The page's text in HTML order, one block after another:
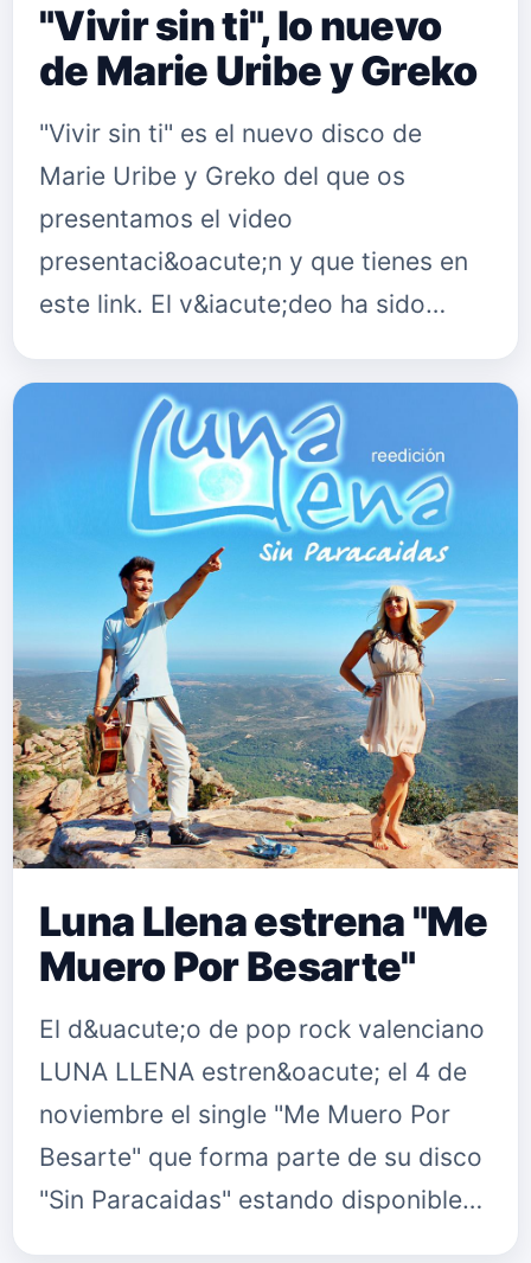
"Vivir sin ti", lo nuevo
de Marie Uribe y Greko
"Vivir sin ti" es el nuevo disco de
Marie Uribe y Greko del que os
presentamos el video
presentaci&oacute;n y que tienes en
este link. El v&iacute;deo ha sido
zona Villaricos, Almer&iacute;a.
Puedes seguir…
Luna Llena estrena "Me
Muero Por Besarte"
El d&uacute;o de pop rock valenciano
LUNA LLENA estren&oacute; el 4 de
noviembre el single "Me Muero Por
Besarte" que forma parte de su disco
"Sin Paracaidas" estando disponible